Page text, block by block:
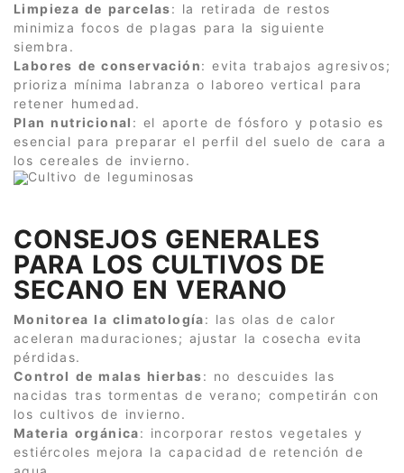
Limpieza de parcelas: la retirada de restos
minimiza focos de plagas para la siguiente
siembra.
Labores de conservación: evita trabajos agresivos;
prioriza mínima labranza o laboreo vertical para
retener humedad.
Plan nutricional : el aporte de fósforo y potasio es
esencial para preparar el perfil del suelo de cara a
los cereales de invierno.
CONSEJOS GENERALES
PARA LOS CULTIVOS DE
SECANO EN VERANO
Monitorea la climatología: las olas de calor
aceleran maduraciones; ajustar la cosecha evita
pérdidas.
Control de malas hierbas: no descuides las
nacidas tras tormentas de verano; competirán con
los cultivos de invierno.
Materia orgánica: incorporar restos vegetales y
estiércoles mejora la capacidad de retención de